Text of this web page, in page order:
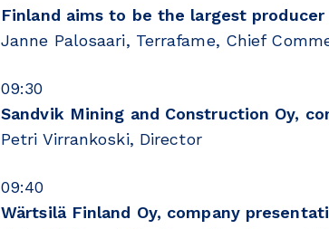
Finland aims to be the largest
Janne Palosaari, Terrafame, Chief
09:30
Sandvik Mining and Construction Oy,
Petri Virrankoski, Director
09:40
Wärtsilä Finland Oy, company